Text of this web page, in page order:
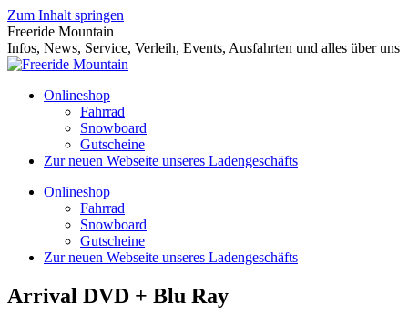
Zum Inhalt springen
Freeride Mountain
Infos, News, Service, Verleih, Events, Ausfahrten und alles über uns
Onlineshop
Fahrrad
Snowboard
Gutscheine
Zur neuen Webseite unseres Ladengeschäfts
Onlineshop
Fahrrad
Snowboard
Gutscheine
Zur neuen Webseite unseres Ladengeschäfts
Arrival DVD + Blu Ray